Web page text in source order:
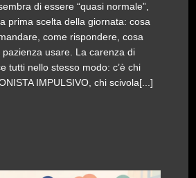
di essere “quasi normale”,
prima scelta della giornata: cosa
come rispondere, cosa
usare. La carenza di
tutti nello stesso modo: c’è chi
IMPULSIVO, chi scivola[...]